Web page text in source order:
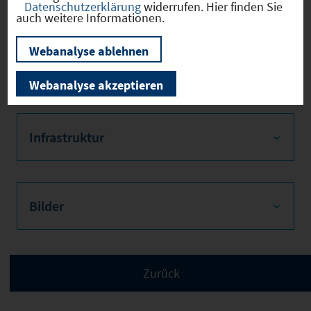
Verkehr
Infrastruktur
Bilder
Datenschutzerklärungwiderrufen. Hier finden Sie
auch weitere Informationen.
Webanalyse ablehnen
Webanalyse akzeptieren